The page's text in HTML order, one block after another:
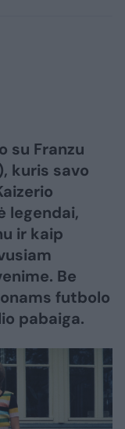
su Franzu
kuris savo
legendai,
ir kaip
Be
futbolo
pabaiga.